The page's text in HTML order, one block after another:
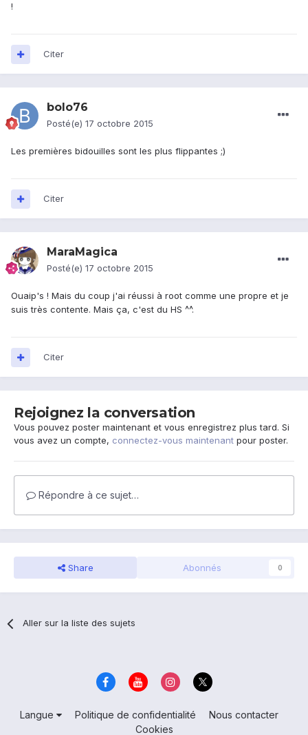
!
Citer
bolo76
Posté(e) 17 octobre 2015
Les premières bidouilles sont les plus flippantes ;)
Citer
MaraMagica
Posté(e) 17 octobre 2015
Ouaip's ! Mais du coup j'ai réussi à root comme une propre et je
suis très contente. Mais ça, c'est du HS ^^.
Citer
Rejoignez la conversation
Vous pouvez poster maintenant et vous enregistrez plus tard. Si
vous avez un compte, connectez-vous maintenant pour poster.
Répondre à ce sujet…
Share Abonnés 0
Aller sur la liste des sujets
Langue Politique de confidentialité
Nous contacter
Cookies